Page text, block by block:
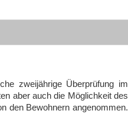
zweijährige Überprüfung im
aber auch die Möglichkeit des
den Bewohnern angenommen.